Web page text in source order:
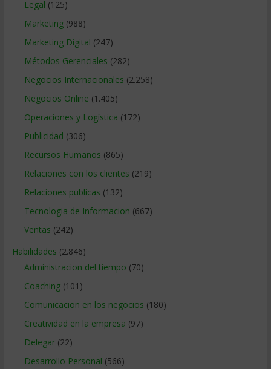
Legal (125)
Marketing(988)
Marketing Digital (247)
Métodos Gerenciales (282)
Negocios Internacionales (2.258)
Negocios Online (1.405)
Operaciones y Logística (172)
Publicidad (306)
Recursos Humanos (865)
Relaciones con los clientes (219)
Relaciones publicas (132)
Tecnologia de Informacion (667)
Ventas (242)
Habilidades (2.846)
Administracion del tiempo (70)
Coaching(101)
Comunicacion en los negocios (180)
Creatividad en la empresa (97)
Delegar(22)
Desarrollo Personal (566)